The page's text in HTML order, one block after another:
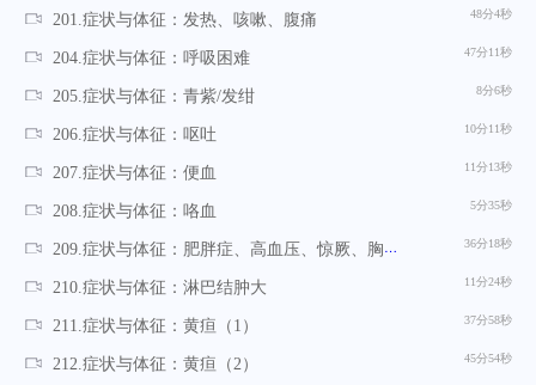
48分4秒
201.症状与体征：发热、咳嗽、腹痛
47分11秒
204.症状与体征：呼吸困难
8分6秒
205.症状与体征：青紫/发绀
10分11秒
206.症状与体征：呕吐
11分13秒
207.症状与体征：便血
5分35秒
208.症状与体征：咯血
36分18秒
209.症状与体征：肥胖症、高血压、惊厥、胸痛、肝脾肿大、婴儿哭闹、头痛
11分24秒
210.症状与体征：淋巴结肿大
37分58秒
211.症状与体征：黄疸（1）
45分54秒
212.症状与体征：黄疸（2）